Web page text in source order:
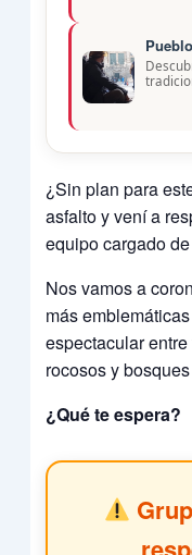
¿Sin plan para
asfalto y vení a
equipo cargado
Nos vamos a
más
espectacular
rocosos y
¿Qué te espera?